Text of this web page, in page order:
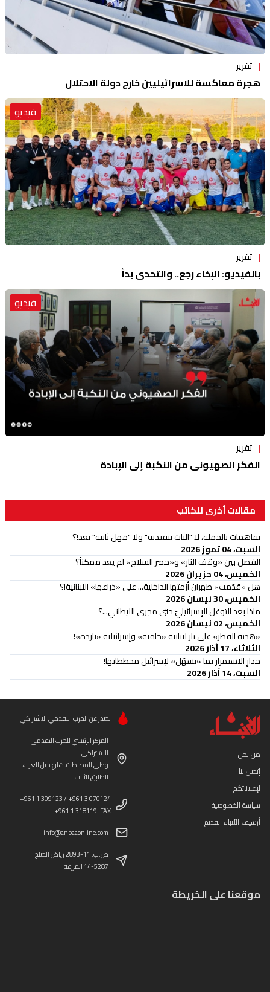
تقرير
هجرة معاكسة للاسرائيليين خارج دولة الاحتلال
فيديو
تقرير
بالفيديو: الإخاء رجع.. والتحدي بدأ
فيديو
تقرير
الفكر الصهيوني من النكبة إلى الإبادة
مقالات أخرى للكاتب
تفاهمات بالجملة، لا "آليات تنفيذية" ولا "مهل ثابتة" بعد!؟
السبت، 04 تموز 2026
الفصل بين «وقف النار» و«حصر السلاح» لم يعد ممكناً؟
الخميس، 04 حزيران 2026
هل «قدّمت» طهران أزمتها الداخلية... على «ذراعها» اللبنانية!؟
الخميس، 30 نيسان 2026
ماذا بعد التوغل الإسرائيليّ حتى مجرى الليطاني...؟
الخميس، 02 نيسان 2026
«هدنة الفطر» على نار لبنانية «حامية» وإسرائيلية «باردة»!
الثلاثاء، 17 آذار 2026
حذارِ الاستمرار بما «يسهّل» لإسرائيل مخططاتها!
السبت، 14 آذار 2026
من نحن
إتصل بنا
لإعلاناتكم
سياسة الخصوصية
أرشيف الأنباء القديم
تصدر عن الحزب التقدمي الاشتراكي
المركز الرئيسي للحزب التقدمي
الاشتراكي
وطى المصيطبة، شارع جبل العرب،
الطابق الثالث
+961 1 309123 / +961 3 070124
+961 1 318119 :FAX
info@anbaaonline.com
ص.ب: 11-2893 رياض الصلح
14-5287 المزرعة
موقعنا على الخريطة